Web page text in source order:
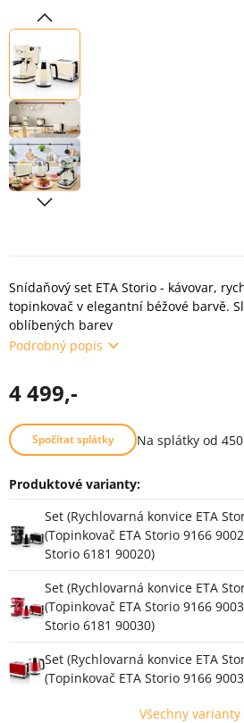
Snídaňový set ETA Storio - kávovar,
topinkovač v elegantní béžové barvě.
oblíbených barev
Podrobný popis
4 499,-
Spočítat splátky Na splátky od
Produktové varianty:
Set (Rychlovarná konvice ETA
(Topinkovač ETA Storio 9166
Storio 6181 90020)
Set (Rychlovarná konvice ETA
(Topinkovač ETA Storio 9166
Storio 6181 90030)
Set (Rychlovarná konvice ETA
(Topinkovač ETA Storio 9166
Všechny varianty